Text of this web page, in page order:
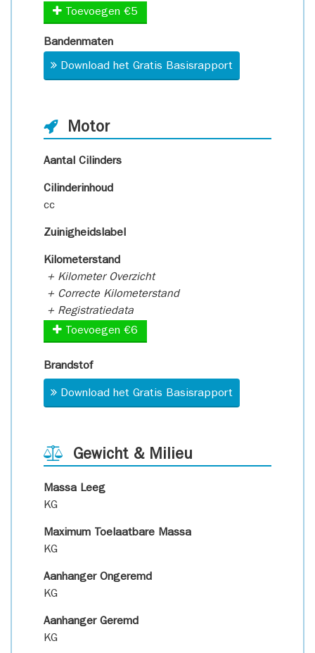
Toevoegen €5
Bandenmaten
Download het Gratis Basisrapport
Motor
Aantal Cilinders
Cilinderinhoud
cc
Zuinigheidslabel
Kilometerstand
+ Kilometer Overzicht
+ Correcte Kilometerstand
+ Registratiedata
Toevoegen €6
Brandstof
Download het Gratis Basisrapport
Gewicht & Milieu
Massa Leeg
KG
Maximum Toelaatbare Massa
KG
Aanhanger Ongeremd
KG
Aanhanger Geremd
KG